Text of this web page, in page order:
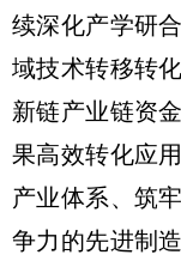
续深化产学研
域技术转移转
新链产业链资
果高效转化应
产业体系、筑
争力的先进制